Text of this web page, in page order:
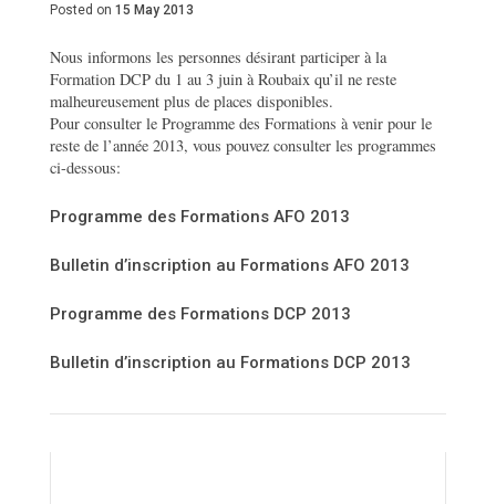
Posted on 15 May 2013
Nous informons les personnes désirant participer à la
Formation DCP du 1 au 3 juin à Roubaix qu’il ne reste
malheureusement plus de places disponibles.
Pour consulter le Programme des Formations à venir pour le
reste de l’année 2013, vous pouvez consulter les programmes
ci-dessous:
Programme des Formations AFO 2013
Bulletin d’inscription au Formations AFO 2013
Programme des Formations DCP 2013
Bulletin d’inscription au Formations DCP 2013